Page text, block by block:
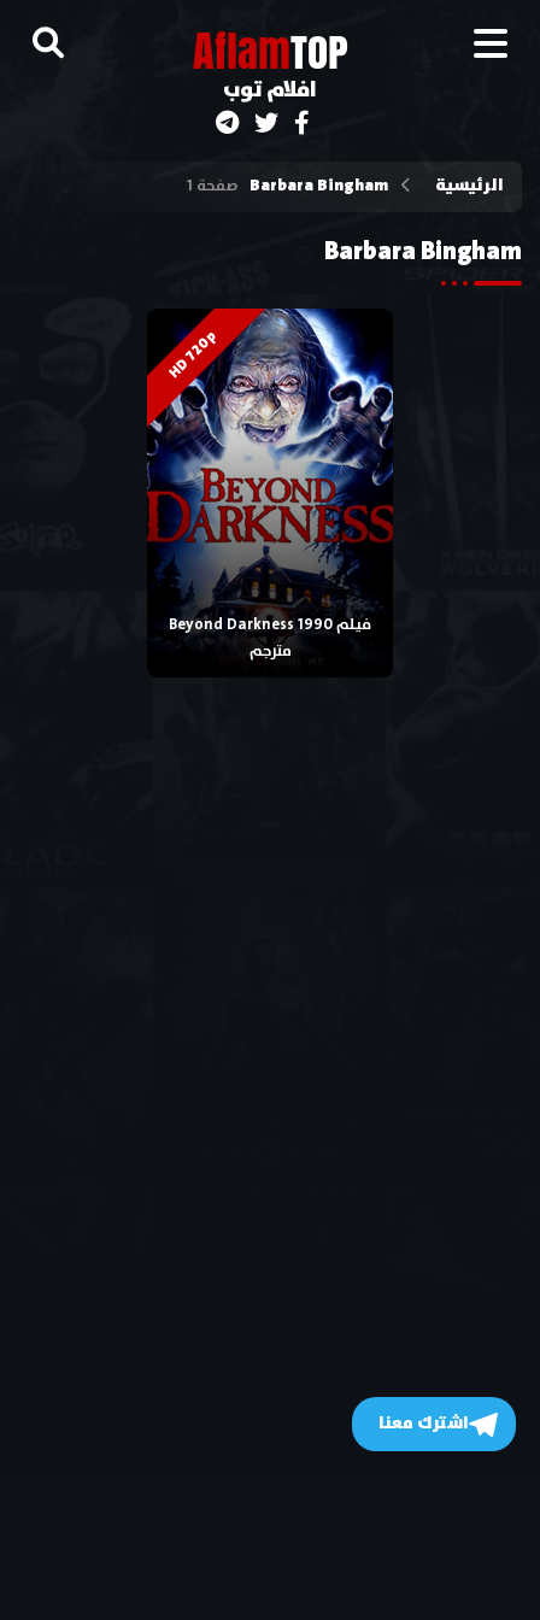
AflamTOP
افلام توب
الرئيسية Barbara Bingham صفحة 1
Barbara Bingham
HD 720p
فيلم Beyond Darkness 1990
مترجم
اشترك معنا